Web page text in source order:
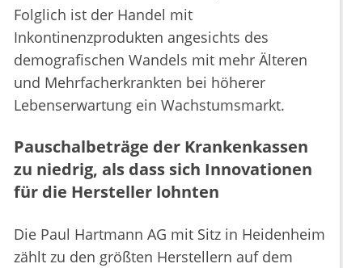
Folglich ist der Handel mit
Inkontinenzprodukten angesichts des
demografischen Wandels mit mehr Älteren
und Mehrfacherkrankten bei höherer
Lebenserwartung ein Wachstumsmarkt.
Pauschalbeträge der Krankenkassen
zu niedrig, als dass sich Innovationen
für die Hersteller lohnten
Die Paul Hartmann AG mit Sitz in Heidenheim
zählt zu den größten Herstellern auf dem